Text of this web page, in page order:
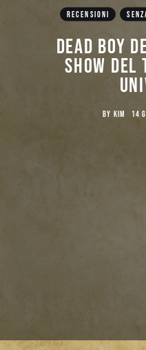
RECENSIONI
Dead Boy
show Del
BY KIM 14